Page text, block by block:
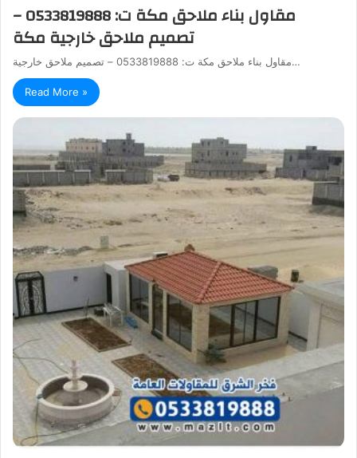
مقاول بناء ملاحق مكة ت: 0533819888 –
تصميم ملاحق خارجية مكة
مقاول بناء ملاحق مكة ت: 0533819888 – تصميم ملاحق خارجية…
Read More »